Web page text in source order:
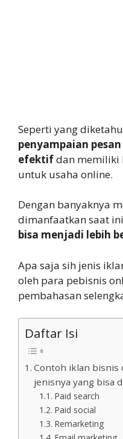
Seperti yang
penyampaian
efektifdan memiliki
untuk usaha online.
Dengan banyaknya
dimanfaatkan saat
bisa menjadi lebih
Apa saja sih jenis
oleh para pebisnis
pembahasan
Daftar Isi
Contoh iklan bisnis
jenisnya yang bisa
Paid search
Paid social
Remarketing